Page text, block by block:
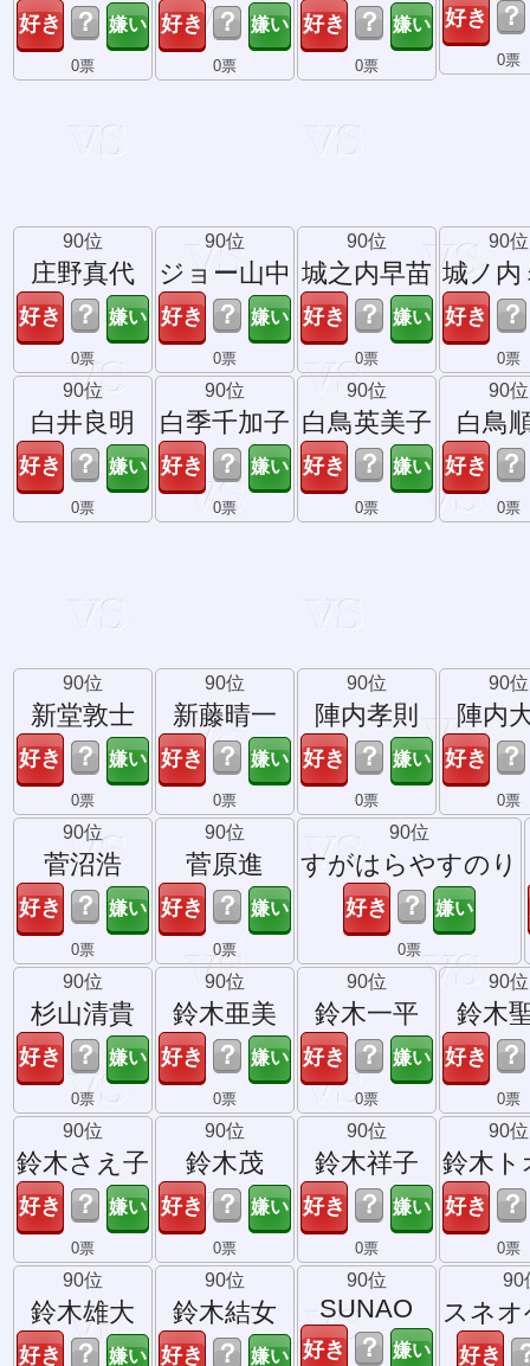
？
0票
？
0票
？
0票
？
0票
90位
庄野真代
？
0票
90位
ジョー山中
？
0票
90位
城之内早苗
？
0票
90位
城ノ内
？
0票
90位
白井良明
？
0票
90位
白季千加子
？
0票
90位
白鳥英美子
？
0票
90位
白鳥
？
0票
90位
新堂敦士
？
0票
90位
新藤晴一
？
0票
90位
陣内孝則
？
0票
90位
陣内
？
0票
90位
菅沼浩
？
0票
90位
菅原進
？
0票
90位
すがはらやすのり
？
0票
90位
杉山清貴
？
0票
90位
鈴木亜美
？
0票
90位
鈴木一平
？
0票
90位
鈴木
？
0票
90位
鈴木さえ子
？
0票
90位
鈴木茂
？
0票
90位
鈴木祥子
？
0票
90位
鈴木ト
？
0票
90位
鈴木雄大
？
90位
鈴木結女
？
90位
SUNAO
？
90
スネ